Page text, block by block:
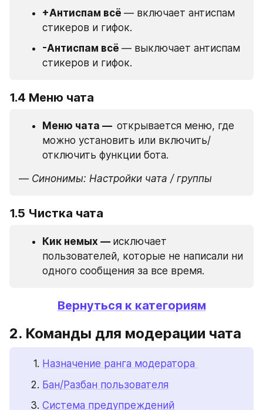
+Антиспам всё — включает антиспам
стикеров и гифок.
-Антиспам всё — выключает антиспам
стикеров и гифок.
1.4 Меню чата
Меню чата — открывается меню, где
можно установить или включить/
отключить функции бота.
— Синонимы: Настройки чата / группы
1.5 Чистка чата
Кик немых — исключает
пользователей, которые не написали ни
одного сообщения за все время.
Вернуться к категориям
2. Команды для модерации чата
Назначение ранга модератора
Бан/Разбан пользователя
Система предупреждений